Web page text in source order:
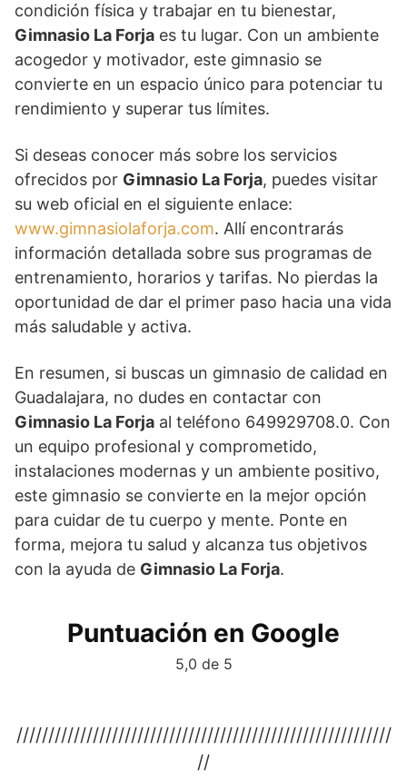
condición física y trabajar en tu bienestar,
Gimnasio La Forja es tu lugar. Con un ambiente
acogedor y motivador, este gimnasio se
convierte en un espacio único para potenciar tu
rendimiento y superar tus límites.
Si deseas conocer más sobre los servicios
ofrecidos por Gimnasio La Forja, puedes visitar
su web oficial en el siguiente enlace:
www.gimnasiolaforja.com. Allí encontrarás
información detallada sobre sus programas de
entrenamiento, horarios y tarifas. No pierdas la
oportunidad de dar el primer paso hacia una vida
más saludable y activa.
En resumen, si buscas un gimnasio de calidad en
Guadalajara, no dudes en contactar con
Gimnasio La Forja al teléfono 649929708.0. Con
un equipo profesional y comprometido,
instalaciones modernas y un ambiente positivo,
este gimnasio se convierte en la mejor opción
para cuidar de tu cuerpo y mente. Ponte en
forma, mejora tu salud y alcanza tus objetivos
con la ayuda de Gimnasio La Forja.
Puntuación en Google
5,0 de 5
///////////////////////////////////////////////////////////
//